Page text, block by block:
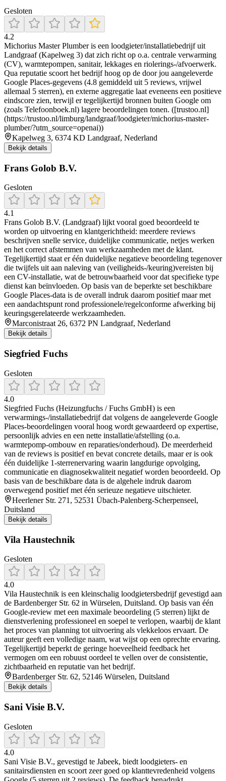
Gesloten
4.2
Michorius Master Plumber is een loodgieter/installatiebedrijf uit
Landgraaf (Kapelweg 3) dat zich richt op o.a. centrale verwarming
(CV), warmtepompen, sanitair, lekkages en riolerings-/afvoerwerk.
Qua reputatie scoort het bedrijf hoog op de door jou aangeleverde
Google Places-gegevens (4.8 gemiddeld uit 5 reviews, vrijwel
allemaal 5 sterren), en externe aggregatie laat eveneens een positieve
eindscore zien, terwijl er tegelijkertijd bronnen buiten Google om
(zoals Telefoonboek.nl) lagere beoordelingen tonen. ([trustoo.nl]
(https://trustoo.nl/limburg/landgraaf/loodgieter/michorius-master-
plumber/?utm_source=openai))
Kapelweg 3, 6374 KD Landgraaf, Nederland
Bekijk details
Frans Golob B.V.
Gesloten
4.1
Frans Golob B.V. (Landgraaf) lijkt vooral goed beoordeeld te
worden op uitvoering en klantgerichtheid: meerdere reviews
beschrijven snelle service, duidelijke communicatie, netjes werken
en het correct afstemmen van werkzaamheden met de klant.
Tegelijkertijd staat er één duidelijke negatieve beoordeling tegenover
die twijfels uit aan naleving van (veiligheids-/keuring)vereisten bij
een CV-installatie, wat de betrouwbaarheid voor dat specifieke type
dienst kan beïnvloeden. Op basis van de beperkte set beschikbare
Google Places-data is de overall indruk daarom positief maar met
een aandachtspunt rond professionele/regelconforme afwerking bij
keuringsgerelateerde werkzaamheden.
Marconistraat 26, 6372 PN Landgraaf, Nederland
Bekijk details
Siegfried Fuchs
Gesloten
4.0
Siegfried Fuchs (Heizungfuchs / Fuchs GmbH) is een
verwarmings-/installatiebedrijf dat volgens de aangeleverde Google
Places-beoordelingen vooral hoog wordt gewaardeerd op expertise,
persoonlijk advies en een nette installatie/afstelling (o.a.
warmtepomp-ombouw en reparaties/onderhoud). De meerderheid
van de reviews is positief en bevat concrete details, maar er is ook
één duidelijke 1-sterrenervaring waarin langdurige opvolging,
communicatie en diagnosekwaliteit negatief worden beoordeeld. Op
basis van de beschikbare data is de algehele indruk daarom
overwegend positief met één serieuze negatieve uitschieter.
Heerlener Str. 271, 52531 Übach-Palenberg-Scherpenseel,
Duitsland
Bekijk details
Vila Haustechnik
Gesloten
4.0
Vila Haustechnik is een kleinschalig loodgietersbedrijf gevestigd aan
de Bardenberger Str. 62 in Würselen, Duitsland. Op basis van één
Google-review met een maximale beoordeling (5 sterren) lijkt de
dienstverlening professioneel en soepel te verlopen, waarbij de klant
het proces van planning tot uitvoering als vlekkeloos ervaart. De
auteur geeft een volledige naam, wat wijst op een oprechte ervaring.
Tegelijkertijd beperkt de geringe hoeveelheid feedback het
vermogen om een robuust oordeel te vellen over de consistentie,
zichtbaarheid en reputatie van het bedrijf.
Bardenberger Str. 62, 52146 Würselen, Duitsland
Bekijk details
Sani Visie B.V.
Gesloten
4.0
Sani Visie B.V., gevestigd te Jabeek, biedt loodgieters- en
sanitairsdiensten en scoort zeer goed op klanttevredenheid volgens